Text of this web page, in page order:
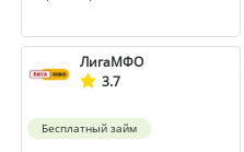
ЛигаМФО
3.7
Бесплатный займ